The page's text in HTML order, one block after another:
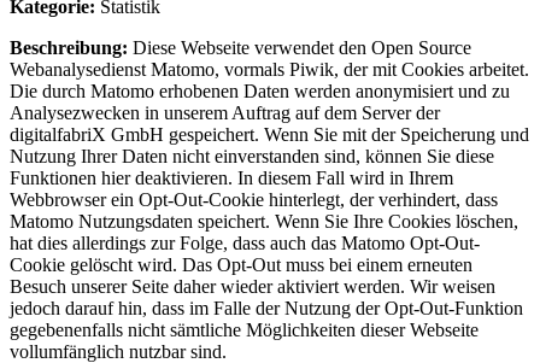
Kategorie: Statistik
Beschreibung: Diese Webseite verwendet den Open Source
Webanalysedienst Matomo, vormals Piwik, der mit Cookies arbeitet.
Die durch Matomo erhobenen Daten werden anonymisiert und zu
Analysezwecken in unserem Auftrag auf dem Server der
digitalfabriX GmbH gespeichert. Wenn Sie mit der Speicherung und
Nutzung Ihrer Daten nicht einverstanden sind, können Sie diese
Funktionen hier deaktivieren. In diesem Fall wird in Ihrem
Webbrowser ein Opt-Out-Cookie hinterlegt, der verhindert, dass
Matomo Nutzungsdaten speichert. Wenn Sie Ihre Cookies löschen,
hat dies allerdings zur Folge, dass auch das Matomo Opt-Out-
Cookie gelöscht wird. Das Opt-Out muss bei einem erneuten
Besuch unserer Seite daher wieder aktiviert werden. Wir weisen
jedoch darauf hin, dass im Falle der Nutzung der Opt-Out-Funktion
gegebenenfalls nicht sämtliche Möglichkeiten dieser Webseite
vollumfänglich nutzbar sind.